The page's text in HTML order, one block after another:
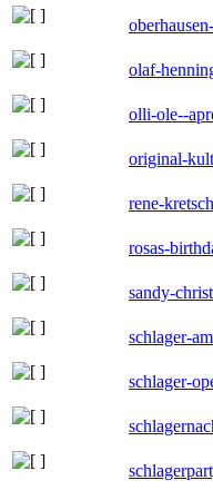
olaf-
olli-ole--
original-
rene-
rosas-
sandy-
schlager-
schlager-